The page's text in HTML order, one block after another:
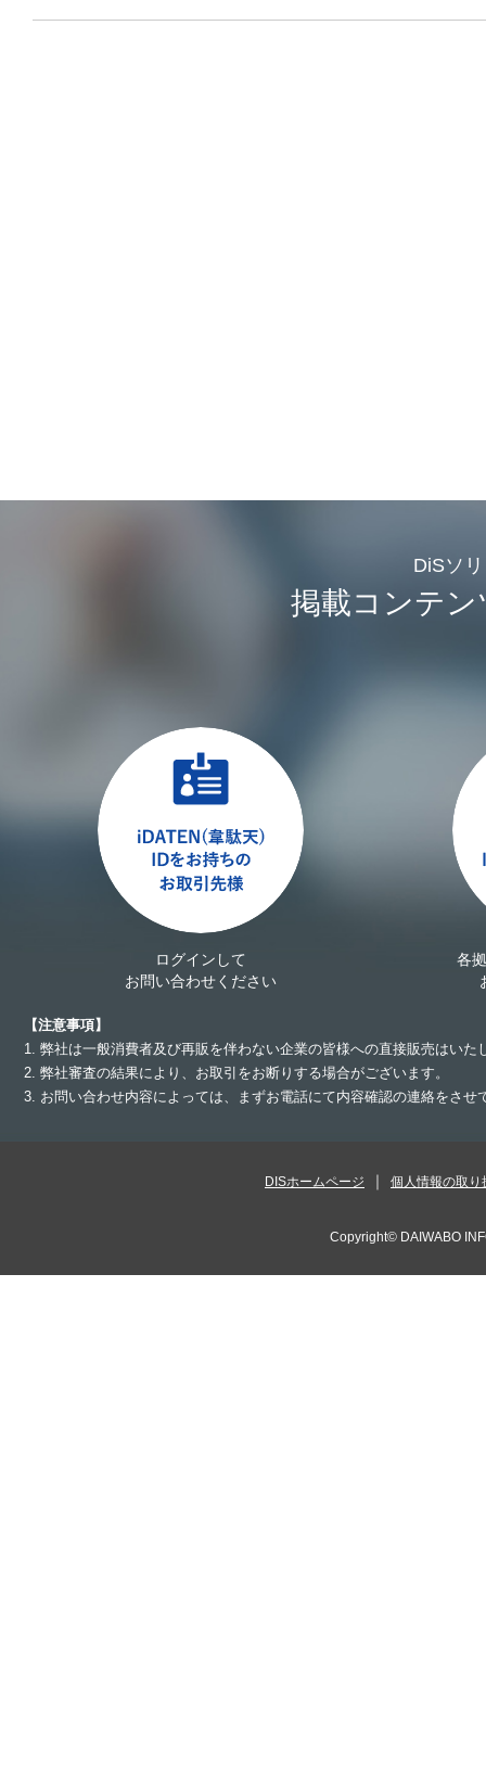
DiSソ
掲載コンテ
ログインして
お問い合わせください
各
【注意事項】
1. 弊社は一般消費者及び再販を伴わない企業の皆様への直接販売はいた
2. 弊社審査の結果により、お取引をお断りする場合がございます。
3. お問い合わせ内容によっては、まずお電話にて内容確認の連絡をさ
DISホームページ 個人情報の取り
Copyright© DAIWABO